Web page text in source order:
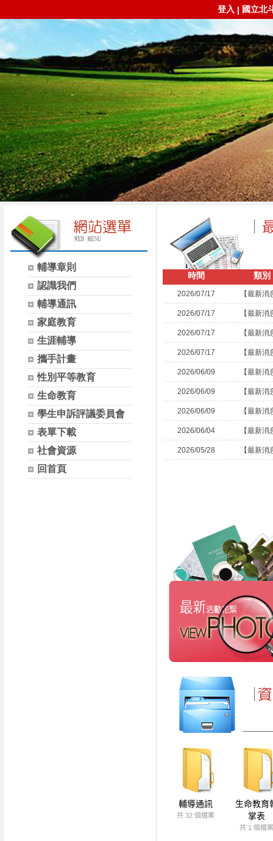
登入 | 國立北
輔導章則
認識我們
輔導通訊
家庭教育
生涯輔導
攜手計畫
性別平等教育
生命教育
學生申訴評議委員會
表單下載
社會資源
回首頁
時間 類別
2026/07/17 【最新消
2026/07/17 【最新消
2026/07/17 【最新消
2026/07/17 【最新消
2026/06/09 【最新消
2026/06/09 【最新消
2026/06/09 【最新消
2026/06/04 【最新消
2026/05/28 【最新消